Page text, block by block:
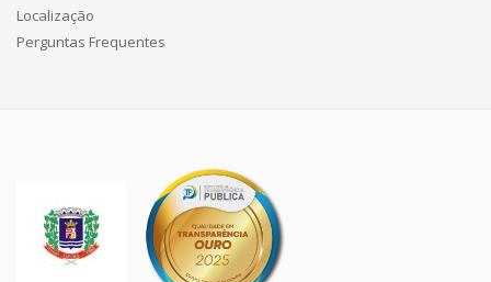
Localização
Perguntas Frequentes